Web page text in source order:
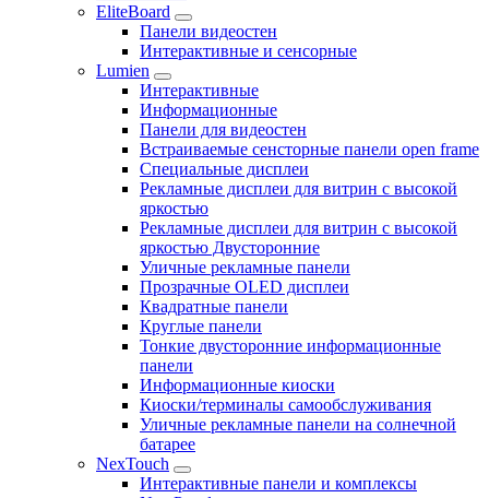
EliteBoard
Панели видеостен
Интерактивные и сенсорные
Lumien
Интерактивные
Информационные
Панели для видеостен
Встраиваемые сенсторные панели open frame
Специальные дисплеи
Рекламные дисплеи для витрин с высокой
яркостью
Рекламные дисплеи для витрин с высокой
яркостью Двусторонние
Уличные рекламные панели
Прозрачные OLED дисплеи
Квадратные панели
Круглые панели
Тонкие двусторонние информационные
панели
Информационные киоски
Киоски/терминалы самообслуживания
Уличные рекламные панели на солнечной
батарее
NexTouch
Интерактивные панели и комплексы